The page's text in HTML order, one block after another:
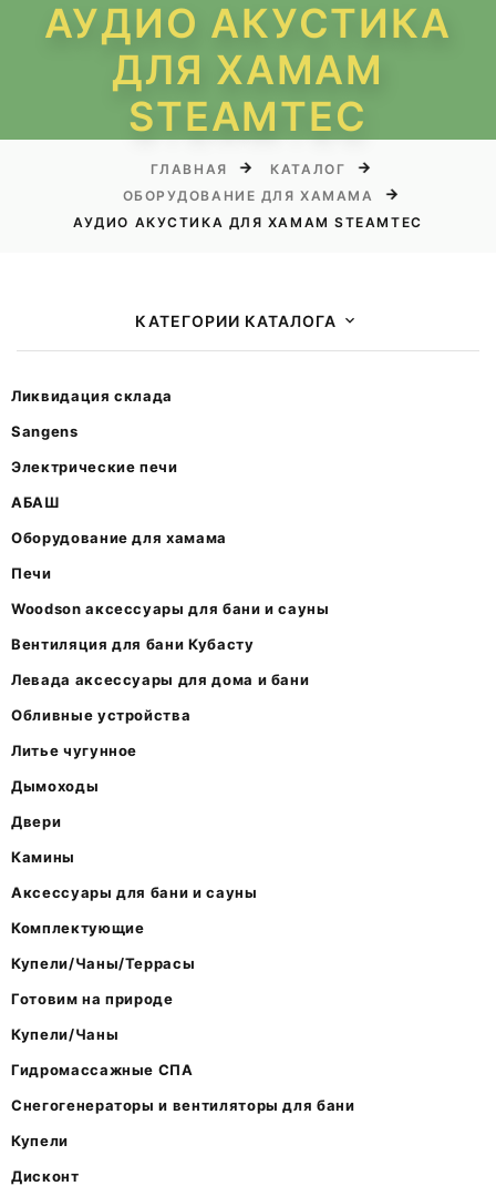
АУДИО АКУСТИКА
ДЛЯ ХАМАМ
STEAMTEC
ГЛАВНАЯ
КАТАЛОГ
ОБОРУДОВАНИЕ ДЛЯ ХАМАМА
АУДИО АКУСТИКА ДЛЯ ХАМАМ STEAMTEC
КАТЕГОРИИ КАТАЛОГА
Ликвидация склада
Sangens
Электрические печи
АБАШ
Оборудование для хамама
Печи
Woodson аксессуары для бани и сауны
Вентиляция для бани Кубасту
Левада аксессуары для дома и бани
Обливные устройства
Литье чугунное
Дымоходы
Двери
Камины
Аксессуары для бани и сауны
Комплектующие
Купели/Чаны/Террасы
Готовим на природе
Купели/Чаны
Гидромассажные СПА
Снегогенераторы и вентиляторы для бани
Купели
Дисконт